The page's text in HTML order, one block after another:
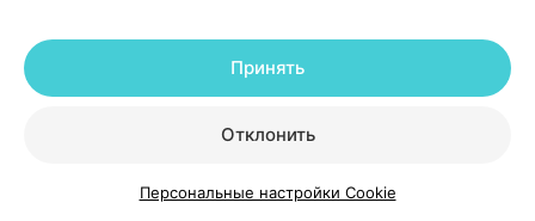
КаталогКорзинаИзбранноеПрофиль
цвета, усеянных мелкими пустулами (небольшие
волдыри, заполненные бело-желтой жидкостью),
называемые острый генерализованный
экзантематозный пустулез. См. Раздел 2.
такими симптомами, как жар и волдыри на коже и
Отклонить
Принять
Персональные настройки Cookie